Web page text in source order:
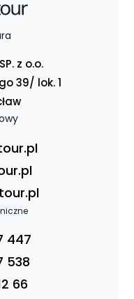
z o.o.
39/ lok. 1
447
538
66